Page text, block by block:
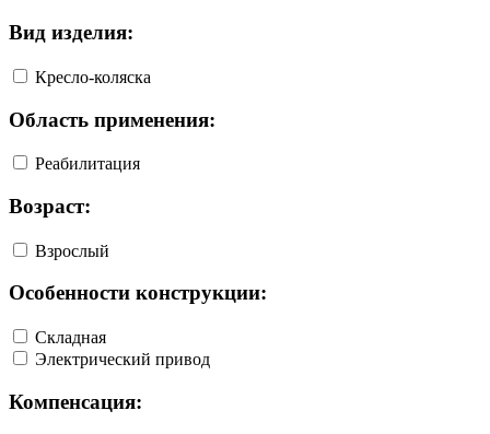
Вид изделия:
Кресло-коляска
Область применения:
Реабилитация
Возраст:
Взрослый
Особенности конструкции:
Складная
Электрический привод
Компенсация: